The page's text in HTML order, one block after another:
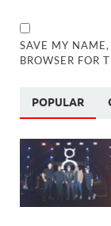
SAVE MY
BROWSER FOR
POPULAR